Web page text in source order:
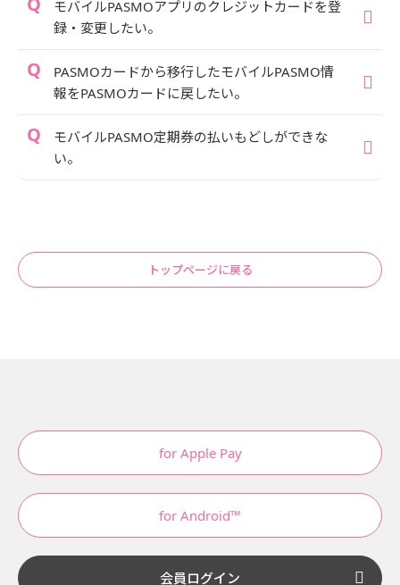
モバイルPASMOアプリのクレジットカードを登
録・変更したい。
PASMOカードから移行したモバイルPASMO情
報をPASMOカードに戻したい。
モバイルPASMO定期券の払いもどしができな
い。
トップページに戻る
for Apple Pay
for Android™
会員ログイン